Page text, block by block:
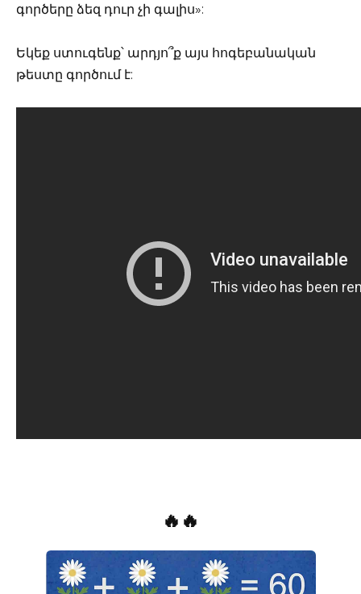
գործերը ձեզ դուր չի գալիս»:
Եկեք ստուգենք՝ արդյո՞ք այս հոգեբանական
թեստը գործում է:
🔥🔥